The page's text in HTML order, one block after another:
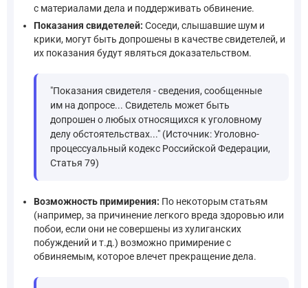
с материалами дела и поддерживать обвинение.
Показания свидетелей: Соседи, слышавшие шум и
крики, могут быть допрошены в качестве свидетелей, и
их показания будут являться доказательством.
"Показания свидетеля - сведения, сообщенные
им на допросе... Свидетель может быть
допрошен о любых относящихся к уголовному
делу обстоятельствах..." (Источник: Уголовно-
процессуальный кодекс Российской Федерации,
Статья 79)
Возможность примирения: По некоторым статьям
(например, за причинение легкого вреда здоровью или
побои, если они не совершены из хулиганских
побуждений и т.д.) возможно примирение с
обвиняемым, которое влечет прекращение дела.